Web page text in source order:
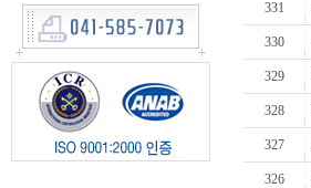
331
330
329
328
327
326